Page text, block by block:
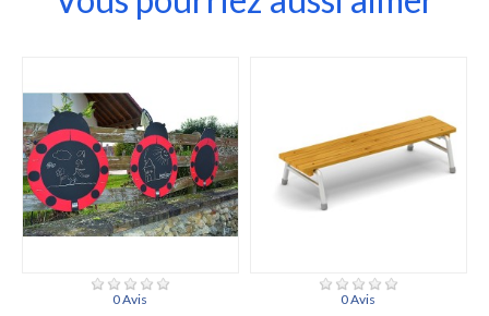
0 Avis 0 Avis